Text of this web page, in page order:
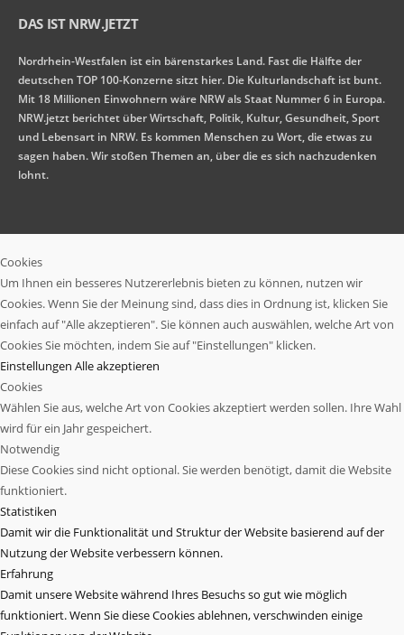
DAS IST NRW.JETZT
Nordrhein-Westfalen ist ein bärenstarkes Land. Fast die Hälfte der
deutschen TOP 100-Konzerne sitzt hier. Die Kulturlandschaft ist bunt.
Mit 18 Millionen Einwohnern wäre NRW als Staat Nummer 6 in Europa.
NRW.jetzt berichtet über Wirtschaft, Politik, Kultur, Gesundheit, Sport
und Lebensart in NRW. Es kommen Menschen zu Wort, die etwas zu
sagen haben. Wir stoßen Themen an, über die es sich nachzudenken
lohnt.
Cookies
Um Ihnen ein besseres Nutzererlebnis bieten zu können, nutzen wir
Cookies. Wenn Sie der Meinung sind, dass dies in Ordnung ist, klicken Sie
einfach auf "Alle akzeptieren". Sie können auch auswählen, welche Art von
Cookies Sie möchten, indem Sie auf "Einstellungen" klicken.
Einstellungen Alle akzeptieren
Cookies
Wählen Sie aus, welche Art von Cookies akzeptiert werden sollen. Ihre Wahl
wird für ein Jahr gespeichert.
Notwendig
Diese Cookies sind nicht optional. Sie werden benötigt, damit die Website
funktioniert.
Statistiken
Damit wir die Funktionalität und Struktur der Website basierend auf der
Nutzung der Website verbessern können.
Erfahrung
Damit unsere Website während Ihres Besuchs so gut wie möglich
funktioniert. Wenn Sie diese Cookies ablehnen, verschwinden einige